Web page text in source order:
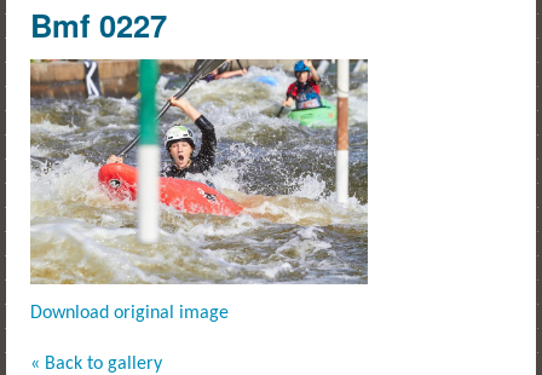
Bmf 0227
Download original image
« Back to gallery